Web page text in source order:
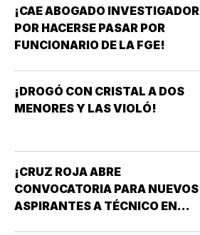
¡CAE ABOGADO INVESTIGADOR
POR HACERSE PASAR POR
FUNCIONARIO DE LA FGE!
¡DROGÓ CON CRISTAL A DOS
MENORES Y LAS VIOLÓ!
¡CRUZ ROJA ABRE
CONVOCATORIA PARA NUEVOS
ASPIRANTES A TÉCNICO EN